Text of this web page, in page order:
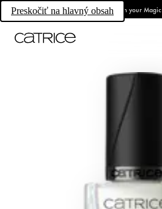
Preskočiť na hlavný obsahOwn your Magic